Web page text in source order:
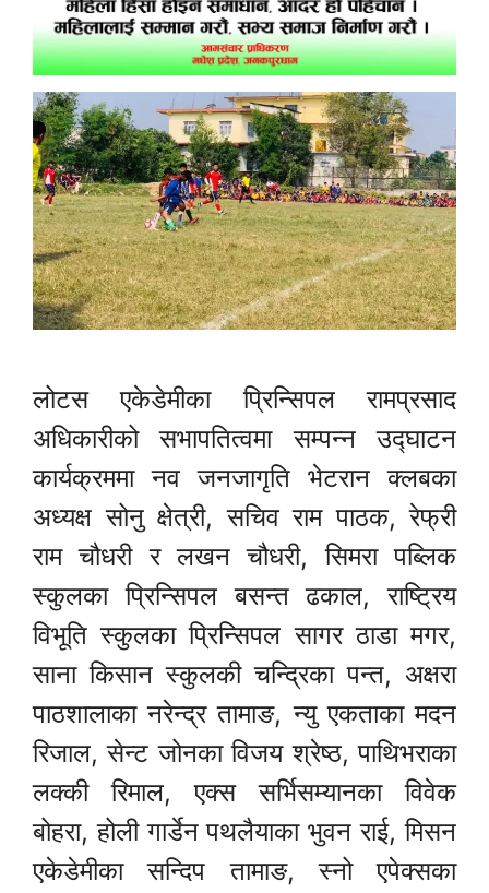
लोटस एकेडेमीका प्रिन्सिपल रामप्रसाद
अधिकारीको सभापतित्वमा सम्पन्न उद्घाटन
कार्यक्रममा नव जनजागृति भेटरान क्लबका
अध्यक्ष सोनु क्षेत्री, सचिव राम पाठक, रेफ्री
राम चौधरी र लखन चौधरी, सिमरा पब्लिक
स्कुलका प्रिन्सिपल बसन्त ढकाल, राष्ट्रिय
विभूति स्कुलका प्रिन्सिपल सागर ठाडा मगर,
साना किसान स्कुलकी चन्द्रिका पन्त, अक्षरा
पाठशालाका नरेन्द्र तामाङ, न्यु एकताका मदन
रिजाल, सेन्ट जोनका विजय श्रेष्ठ, पाथिभराका
लक्की रिमाल, एक्स सर्भिसम्यानका विवेक
बोहरा, होली गार्डेन पथलैयाका भुवन राई, मिसन
एकेडेमीका सन्दिप तामाङ, स्नो एपेक्सका